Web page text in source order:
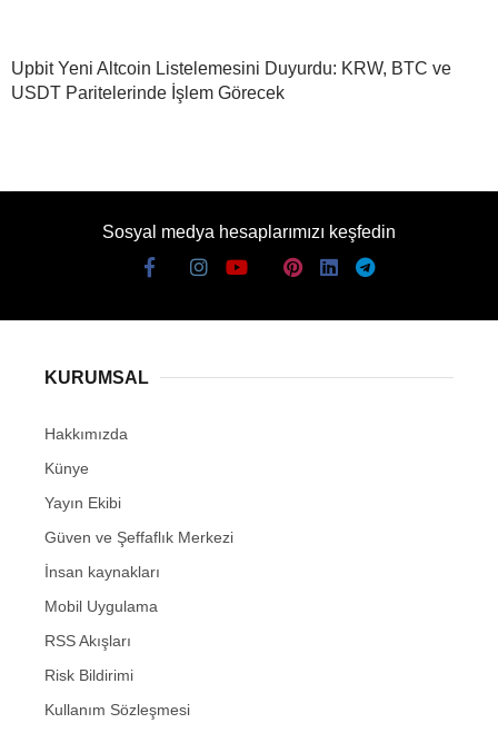
Upbit Yeni Altcoin Listelemesini Duyurdu: KRW, BTC ve
USDT Paritelerinde İşlem Görecek
Sosyal medya hesaplarımızı keşfedin
KURUMSAL
Hakkımızda
Künye
Yayın Ekibi
Güven ve Şeffaflık Merkezi
İnsan kaynakları
Mobil Uygulama
RSS Akışları
Risk Bildirimi
Kullanım Sözleşmesi